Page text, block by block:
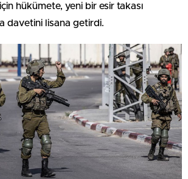
hükümete, yeni bir esir takası
davetini lisana getirdi.